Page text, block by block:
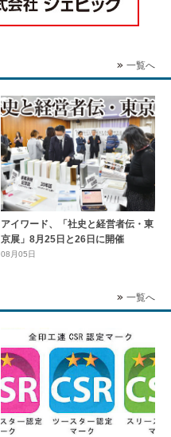
一覧へ
アイワード、「社史と経営者伝・東
京展」8月25日と26日に開催
08月05日
一覧へ